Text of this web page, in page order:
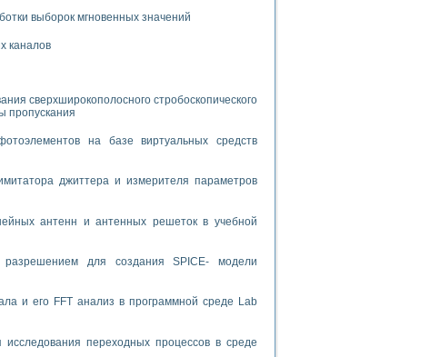
устройства по интерфейсу RS232
практикума
оптических монокристаллов
экстраполяции
выборок мгновенных значений
каналов
сверхширокополосного стробоскопического
пропускания
на базе виртуальных средств
джиттера и измерителя параметров
антенн и антенных решеток в учебной
разрешением для создания SPICE- модели
и его FFT анализ в программной среде Lab
переходных процессов в среде